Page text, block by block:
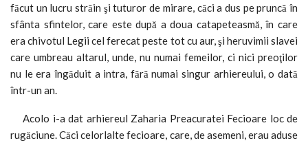
făcut un lucru străin şi tuturor de mirare, căci a dus pe pruncă în
sfânta sfintelor, care este după a doua catapeteasmă, în care
era chivotul Legii cel ferecat peste tot cu aur, şi heruvimii slavei
care umbreau altarul, unde, nu numai femeilor, ci nici preoţilor
nu le era îngăduit a intra, fără numai singur arhiereului, o dată
într-un an.
Acolo i-a dat arhiereul Zaharia Preacuratei Fecioare loc de
rugăciune. Căci celorlalte fecioare, care, de asemeni, erau aduse